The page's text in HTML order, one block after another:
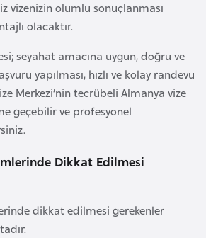
vizenizin olumlu sonuçlanması
olacaktır.
seyahat amacına uygun, doğru ve
yapılması, hızlı ve kolay randevu
Merkezi’nin tecrübeli Almanya vize
geçebilir ve profesyonel
Dikkat Edilmesi
dikkat edilmesi gerekenler